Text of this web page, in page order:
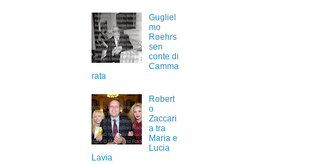
Gugliel
mo
Roehrs
sen
conte di
Camma
rata
Robert
o
Zaccari
a tra
Maria e
Lucia
Lavia